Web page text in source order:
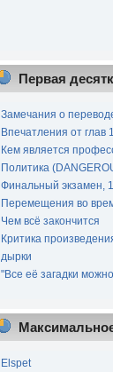
Первая
Замечания о
Впечатления от глав
Кем является
Политика
Финальный экзамен,
Перемещения во
Чем всё закончится
Критика
дырки
"Все её загадки
Elspet